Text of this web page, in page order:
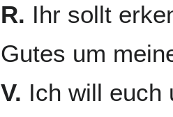
R. Ihr sollt
Gutes um
V. Ich will euch